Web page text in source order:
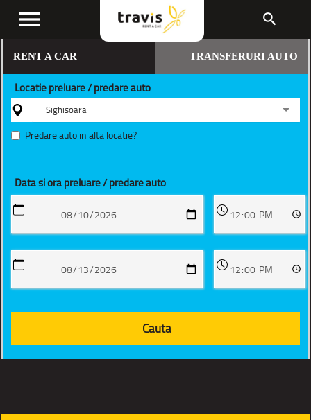
menu search
RENT A CAR TRANSFERURI AUTO
Locatie preluare / predare auto
Sighisoara
Predare auto in alta locatie?
Data si ora preluare / predare auto